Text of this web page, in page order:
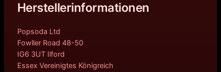
Herstellerinformationen
Popsoda Ltd
Fowller Road 48-50
IG6 3UT Ilford
Essex Vereinigtes Königreich